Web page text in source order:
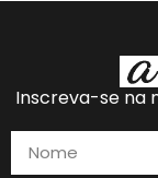
Inscreva-se na